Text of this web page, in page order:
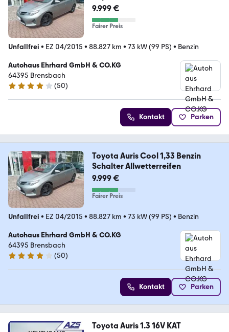
Schalter Allwetterreifen
9.999 €
Fairer Preis
Unfallfrei • EZ 04/2015 • 88.827 km • 73 kW (99 PS) • Benzin
Autohaus Ehrhard GmbH & CO.KG
64395 Brensbach
3.8 Sterne
(50)
Kontakt Parken
Toyota Auris Cool 1,33 Benzin
Schalter Allwetterreifen
9.999 €
Fairer Preis
Unfallfrei • EZ 04/2015 • 88.827 km • 73 kW (99 PS) • Benzin
Autohaus Ehrhard GmbH & CO.KG
64395 Brensbach
3.8 Sterne
(50)
Kontakt Parken
Toyota Auris 1.3 16V KAT